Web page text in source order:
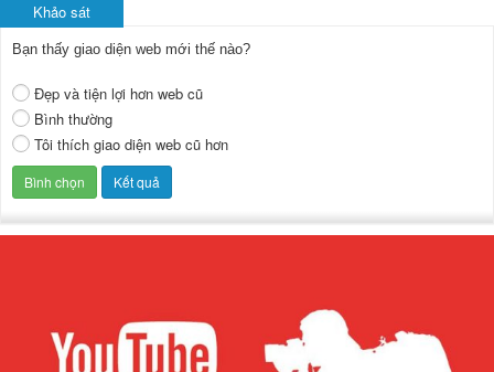
Khảo sát
Bạn thấy giao diện web mới thế nào?
Đẹp và tiện lợi hơn web cũ
Bình thường
Tôi thích giao diện web cũ hơn